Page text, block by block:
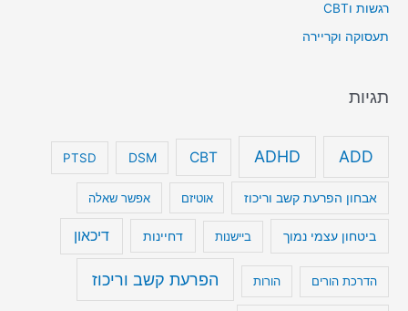
רגשות וCBT
תעסוקה וקריירה
תגיות
ADD
ADHD
CBT
DSM
PTSD
אבחון הפרעת קשב וריכוז אוטיזם אפשר שאלה
ביטחון עצמי נמוך ביישנות דחיינות דיכאון
הדרכת הורים הורות הפרעת קשב וריכוז